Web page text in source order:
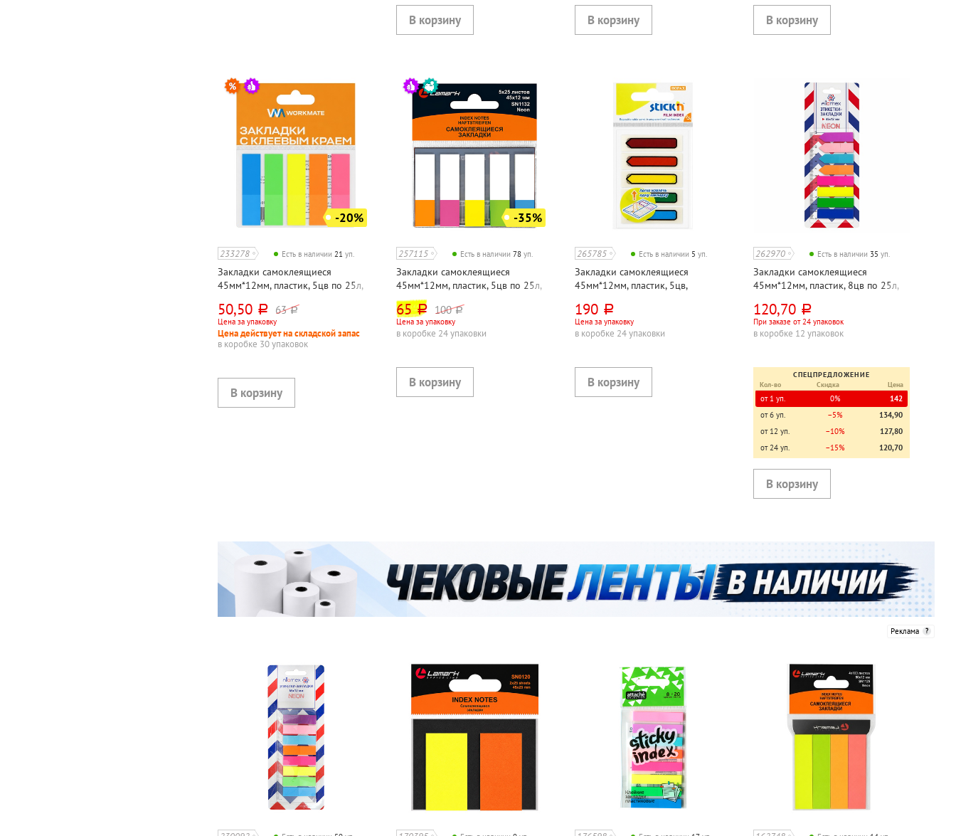
-20%
233278 Есть в наличии21 уп.
Закладки самоклеящиеся
45мм*12мм, пластик, 5цв по 25л,
50,50 руб. 63 руб.
Цена за упаковку
Цена действует на складской запас
в коробке 30 упаковок
-35%
257115 Есть в наличии78 уп.
Закладки самоклеящиеся
45мм*12мм, пластик, 5цв по 25л,
неоновые, Lamark, 125л
65 руб. 100 руб.
Цена за упаковку
в коробке 24 упаковки
265785 Есть в наличии 5 уп.
Закладки самоклеящиеся
45мм*12мм, пластик, 5цв,
Z-сложения, 100л
190 руб.
Цена за упаковку
в коробке 24 упаковки
262970 Есть в наличии 35 уп.
Закладки самоклеящиеся
45мм*12мм, пластик, 8цв по 25л,
вида, 200л
120,70 руб.
При заказе от 24 упаковок
в коробке 12 упаковок
СПЕЦПРЕДЛОЖЕНИЕ
Кол-во
Скидка Цена
от 1 уп. 0%
142
от 6 уп.
−5%
134,90
от 12 уп.
−10%
127,80
от 24 уп.
−15% 120,70
Реклама